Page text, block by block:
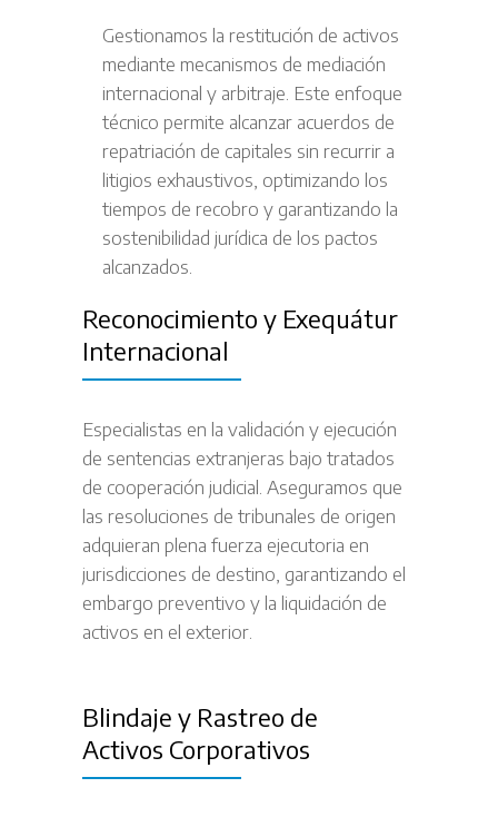
Gestionamos la restitución de activos
mediante mecanismos de mediación
internacional y arbitraje. Este enfoque
técnico permite alcanzar acuerdos de
repatriación de capitales sin recurrir a
litigios exhaustivos, optimizando los
tiempos de recobro y garantizando la
sostenibilidad jurídica de los pactos
alcanzados.
Reconocimiento y Exequátur
Internacional
Especialistas en la validación y ejecución
de sentencias extranjeras bajo tratados
de cooperación judicial. Aseguramos que
las resoluciones de tribunales de origen
adquieran plena fuerza ejecutoria en
jurisdicciones de destino, garantizando el
embargo preventivo y la liquidación de
activos en el exterior.
Blindaje y Rastreo de
Activos Corporativos